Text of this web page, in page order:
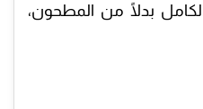
بدلًا من المطحون،